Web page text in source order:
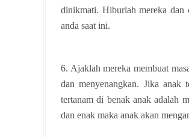
dinikmati. Hiburlah mereka dan
anda saat ini.
6. Ajaklah mereka membuat
dan menyenangkan. Jika anak
tertanam di benak anak adalah
dan enak maka anak akan